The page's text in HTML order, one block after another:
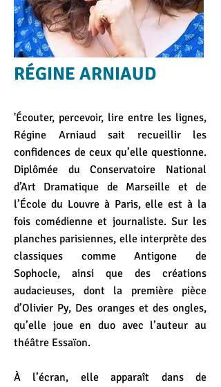
RÉGINE ARNIAUD
'Écouter, percevoir, lire entre les lignes,
Régine Arniaud sait recueillir les
confidences de ceux qu’elle questionne.
Diplômée du Conservatoire National
d’Art Dramatique de Marseille et de
l’École du Louvre à Paris, elle est à la
fois comédienne et journaliste. Sur les
planches parisiennes, elle interprète des
classiques comme Antigone de
Sophocle, ainsi que des créations
audacieuses, dont la première pièce
d’Olivier Py, Des oranges et des ongles,
qu’elle joue en duo avec l’auteur au
théâtre Essaïon.
À l’écran, elle apparaît dans de